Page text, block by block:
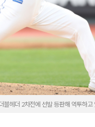
헤더 2차전에 선발 등판해 역투하